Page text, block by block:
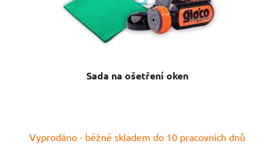
Sada na ošetření oken
Vyprodáno - běžně skladem do 10 pracovních dnů